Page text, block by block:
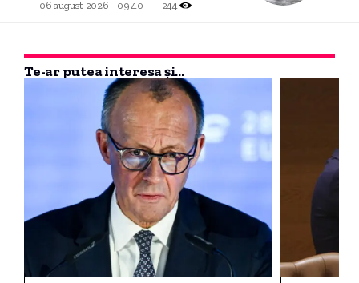
06 august 2026 - 09:40 244
Te-ar putea interesa și...